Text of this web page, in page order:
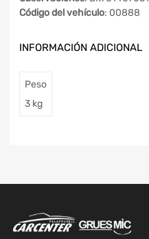
Código del vehículo: 00888
INFORMACIÓN ADICIONAL
Peso
3 kg